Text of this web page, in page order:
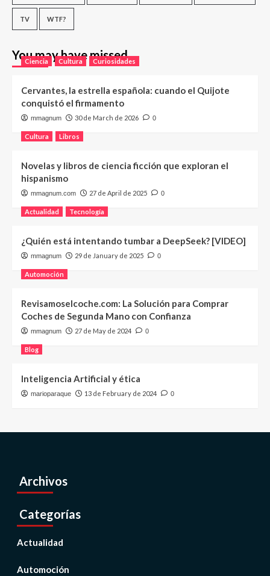
TV WTF?
You may have missed
Ciencia Cultura Curiosidades
Cervantes, la estrella española: cuando el Quijote
conquistó el firmamento
mmagnum 30 de March de 2026 0
Cultura Libros
Novelas y libros de ciencia ficción que exploran el
hispanismo
mmagnum.com 27 de April de 2025 0
Actualidad Tecnología
¿Quién está intentando tumbar a DeepSeek? [VIDEO]
mmagnum 29 de January de 2025 0
Automoción
Revisamoselcoche.com: La Solución para Comprar
Coches de Segunda Mano con Confianza
mmagnum 27 de May de 2024 0
Blog
Inteligencia Artificial y ética
marioparaque 13 de February de 2024 0
Archivos
Categorías
Actualidad
Automoción